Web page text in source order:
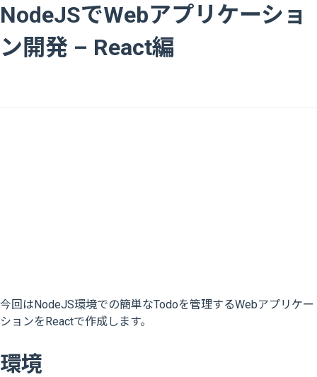
NodeJSでWebアプリケーショ
ン開発 – React編
今回はNodeJS環境での簡単なTodoを管理するWebアプリケー
ションをReactで作成します。
環境